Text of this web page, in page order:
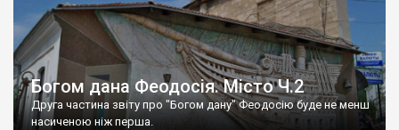
Богом дана Феодосія. Місто Ч.2
Друга частина звіту про "Богом дану" Феодосію буде не менш
насиченою ніж перша.